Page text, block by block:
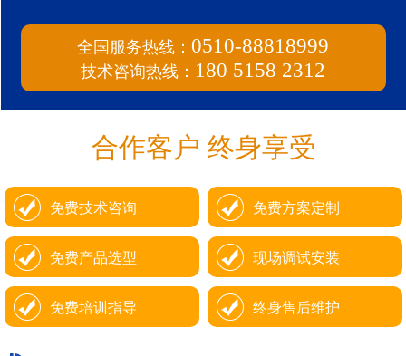
全国服务热线：0510-88818999
技术咨询热线： 180 5158 2312
合作客户 终身享受
免费技术咨询 免费方案定制
免费产品选型 现场调试安装
免费培训指导 终身售后维护